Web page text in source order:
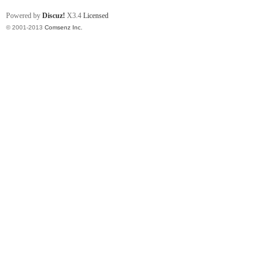
Powered by Discuz! X3.4 Licensed
© 2001-2013 Comsenz Inc.